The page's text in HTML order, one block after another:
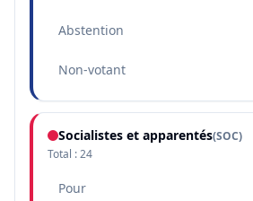
Abstention
Non-votant
Socialistes et apparentés(SOC)
Total :24
Pour